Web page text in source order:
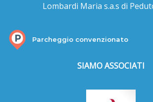
Lombardi Maria s.a.s di
Parcheggio convenzionato
SIAMO ASSOCIATI